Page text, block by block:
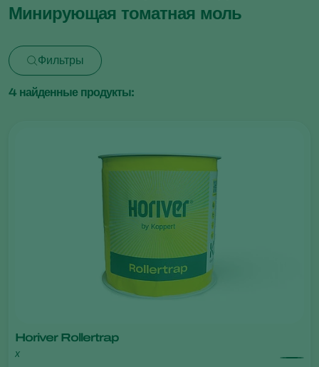
Минирующая томатная моль
Фильтры
4найденные продукты:
Horiver Rollertrap
x